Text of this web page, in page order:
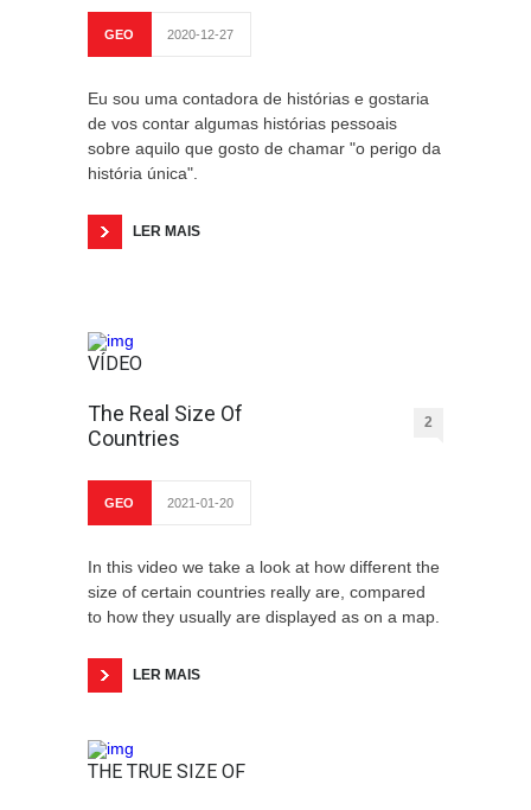
GEO 2020-12-27
Eu sou uma contadora de histórias e gostaria
de vos contar algumas histórias pessoais
sobre aquilo que gosto de chamar "o perigo da
história única".
LER MAIS
VÍDEO
The Real Size Of
Countries
2
GEO 2021-01-20
In this video we take a look at how different the
size of certain countries really are, compared
to how they usually are displayed as on a map.
LER MAIS
THE TRUE SIZE OF